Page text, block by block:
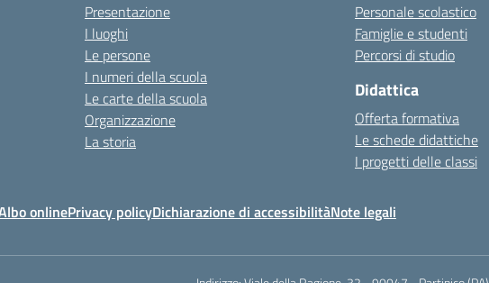
Presentazione
I luoghi
Le persone
I numeri della scuola
Le carte della scuola
Organizzazione
La storia
Personale scolastico
Famiglie e studenti
Percorsi di studio
Didattica
Offerta formativa
Le schede didattiche
I progetti delle classi
onlinePrivacy policyDichiarazione di accessibilitàNote legali